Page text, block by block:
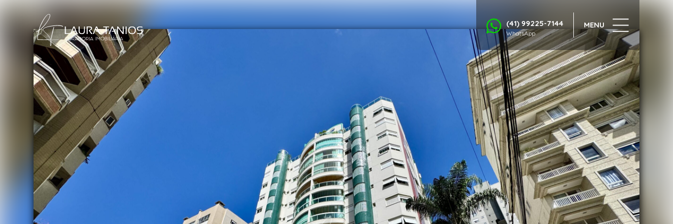
(41) 99225-7144
WhatsApp
MENU